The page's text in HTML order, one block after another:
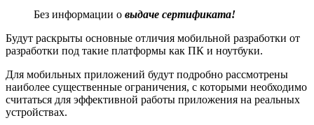
Без информации о выдаче сертификата!
Будут раскрыты основные отличия мобильной разработки от
разработки под такие платформы как ПК и ноутбуки.
Для мобильных приложений будут подробно рассмотрены
наиболее существенные ограничения, с которыми необходимо
считаться для эффективной работы приложения на реальных
устройствах.